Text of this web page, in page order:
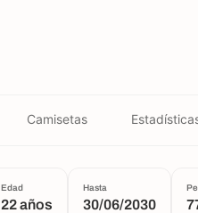
Camisetas
Edad
22 años
Hasta
30/06/2030